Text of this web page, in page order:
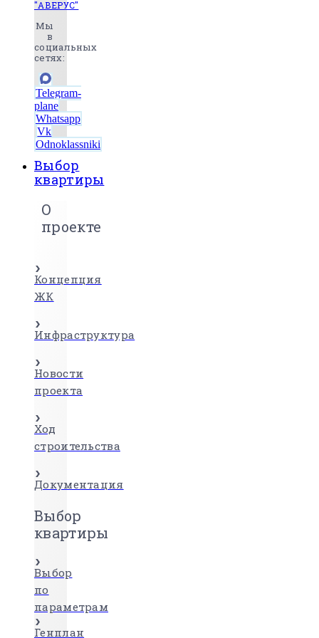
"АВЕРУС"
Мы
в
социальных
сетях:
Telegram-
plane
Whatsapp
Vk
Odnoklassniki
Выбор
квартиры
О
проекте
Концепция
ЖК
Инфраструктура
Новости
проекта
Ход
строительства
Документация
Выбор
квартиры
Выбор
по
параметрам
Генплан